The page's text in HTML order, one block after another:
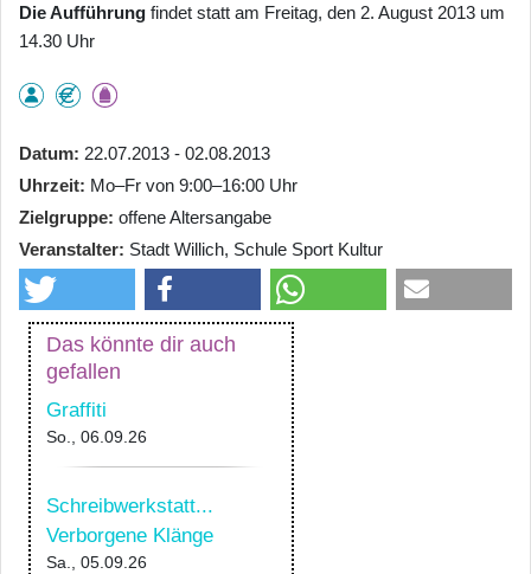
Die Aufführung findet statt am Freitag, den 2. August 2013 um
14.30 Uhr
Datum 22.07.2013 - 02.08.2013
Uhrzeit Mo–Fr von 9:00–16:00 Uhr
Zielgruppe offene Altersangabe
Veranstalter Stadt Willich, Schule Sport Kultur
Das könnte dir auch
gefallen
Graffiti
So., 06.09.26
Schreibwerkstatt...
Verborgene Klänge
Sa., 05.09.26